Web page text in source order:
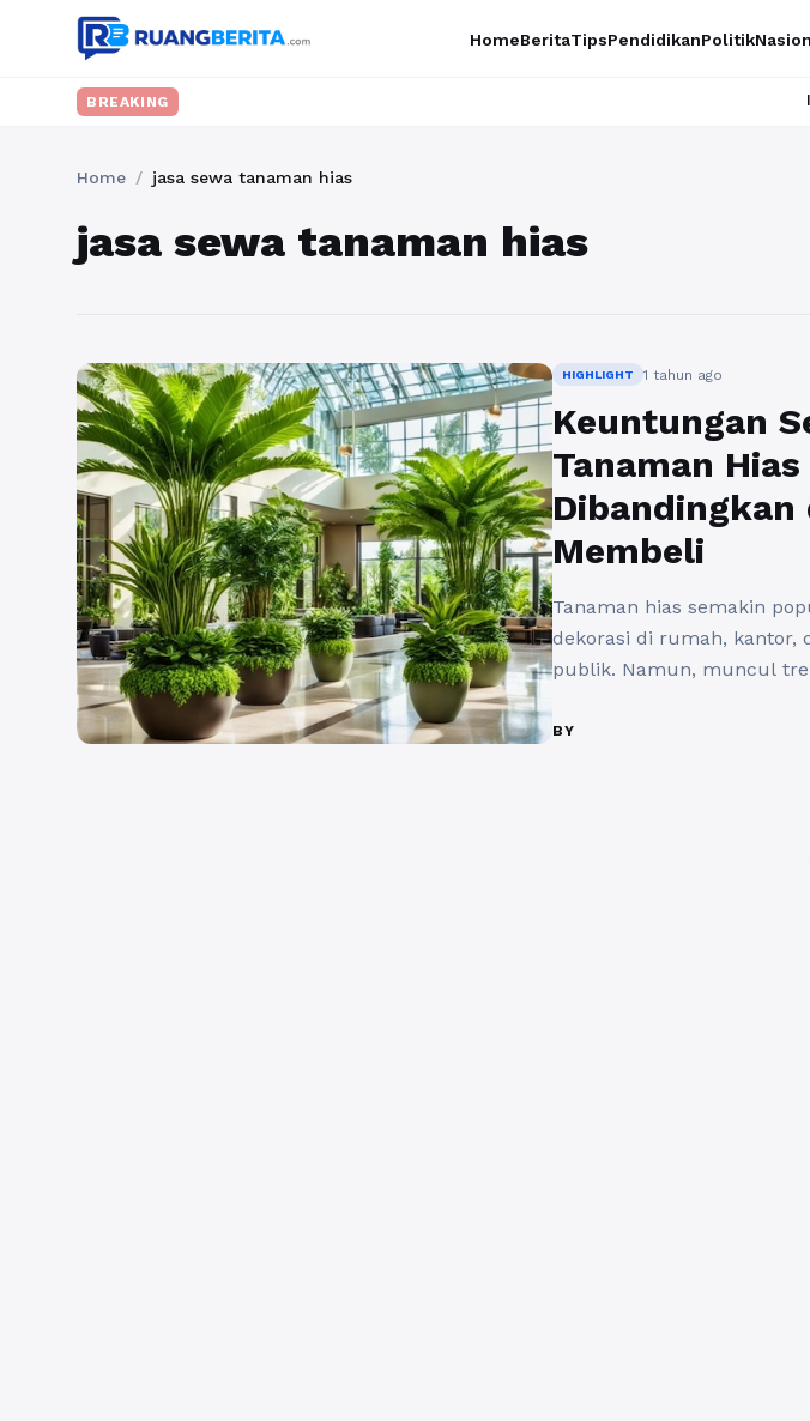
HomeBeritaTipsPendidikanPolitik
BREAKING Ingin
Home / jasa sewa tanaman hias
jasa sewa tanaman hias
HIGHLIGHT 1 tahun ago
Keuntungan
Tanaman Hias
Dibandingkan
Membeli
Tanaman hias semakin
dekorasi di rumah, kantor,
publik. Namun, muncul
dengan membeli, menyewa
BY